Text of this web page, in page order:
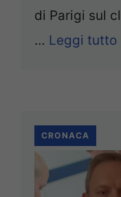
di Parigi sul
… Leggi tutto
CRONACA